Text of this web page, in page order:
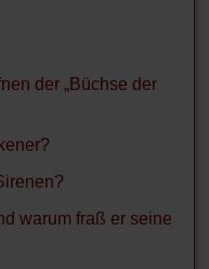
der „Büchse der
warum fraß er seine